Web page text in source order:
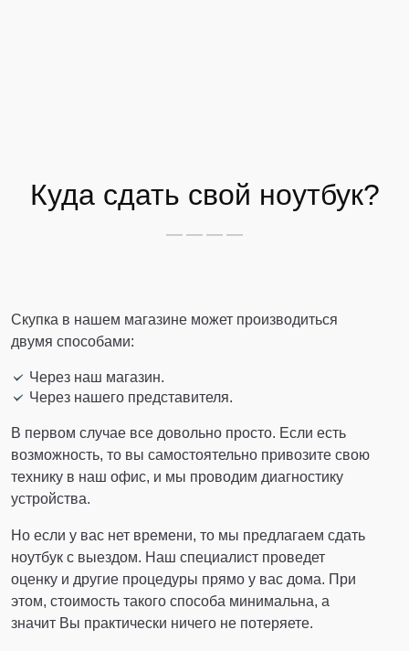
Куда сдать свой ноутбук?
Скупка в нашем магазине может производиться
двумя способами:
Через наш магазин.
Через нашего представителя.
В первом случае все довольно просто. Если есть
возможность, то вы самостоятельно привозите свою
технику в наш офис, и мы проводим диагностику
устройства.
Но если у вас нет времени, то мы предлагаем сдать
ноутбук с выездом. Наш специалист проведет
оценку и другие процедуры прямо у вас дома. При
этом, стоимость такого способа минимальна, а
значит Вы практически ничего не потеряете.